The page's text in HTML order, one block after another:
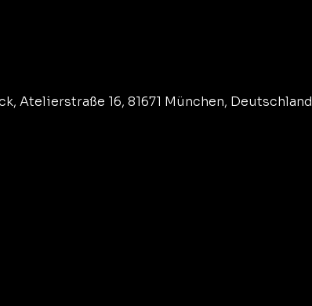
Atelierstraße 16, 81671 München, Deutschland